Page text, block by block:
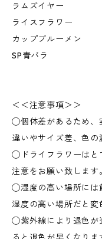
ラムズイヤー
ライスフラワー
カップブルーメン
SP青バラ
＜＜注意事項＞＞
◯個体差があるため、
違いやサイズ差、色
◯ドライフラワーはと
注意をお願い致します。
◯湿度の高い場所には
湿度の高い場所だと変
◯紫外線により退色が